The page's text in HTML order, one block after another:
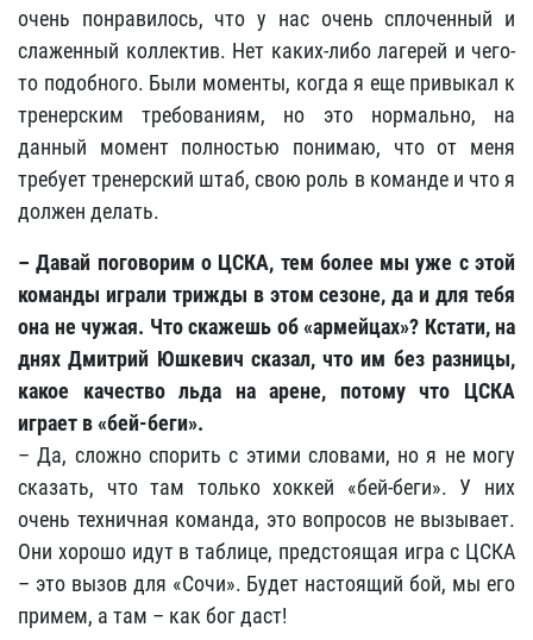
очень понравилось, что у нас очень сплоченный и
слаженный коллектив. Нет каких-либо лагерей и чего-
то подобного. Были моменты, когда я еще привыкал к
тренерским требованиям, но это нормально, на
данный момент полностью понимаю, что от меня
требует тренерский штаб, свою роль в команде и что я
должен делать.
– Давай поговорим о ЦСКА, тем более мы уже с этой
команды играли трижды в этом сезоне, да и для тебя
она не чужая. Что скажешь об «армейцах»? Кстати, на
днях Дмитрий Юшкевич сказал, что им без разницы,
какое качество льда на арене, потому что ЦСКА
играет в «бей-беги».
– Да, сложно спорить с этими словами, но я не могу
сказать, что там только хоккей «бей-беги». У них
очень техничная команда, это вопросов не вызывает.
Они хорошо идут в таблице, предстоящая игра с ЦСКА
– это вызов для «Сочи». Будет настоящий бой, мы его
примем, а там – как бог даст!